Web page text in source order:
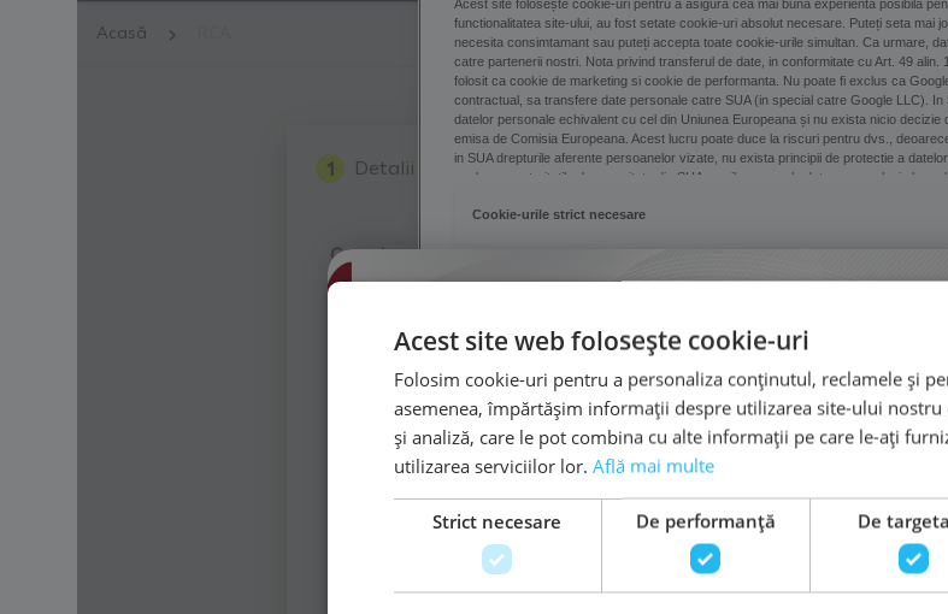
Acest site web folosește cookie-uri
Folosim cookie-uri pentru a personaliza conținutul, reclamele și
asemenea, împărtășim informații despre utilizarea site-ului
și analiză, care le pot combina cu alte informații pe care le-ați
utilizarea serviciilor lor. Află mai multe
Strict necesare De performanță De